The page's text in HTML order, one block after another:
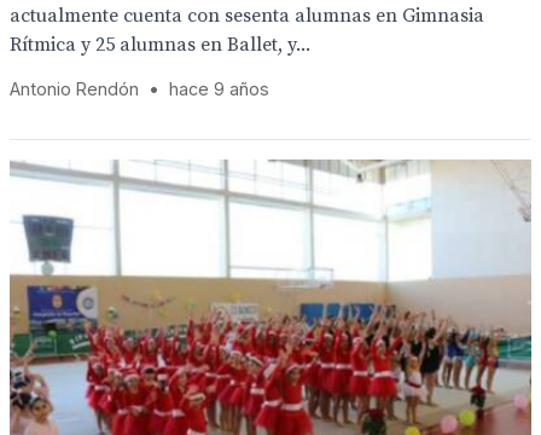
actualmente cuenta con sesenta alumnas en Gimnasia
Rítmica y 25 alumnas en Ballet, y...
Antonio Rendón • hace 9 años